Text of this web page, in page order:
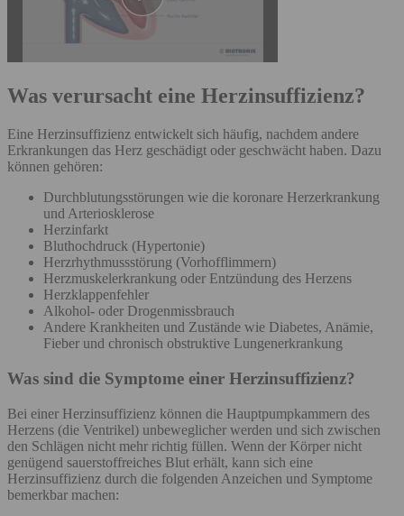
Was verursacht eine Herzinsuffizienz?
Eine Herzinsuffizienz entwickelt sich häufig, nachdem andere
Erkrankungen das Herz geschädigt oder geschwächt haben. Dazu
können gehören:
Durchblutungsstörungen wie die koronare Herzerkrankung
und Arteriosklerose
Herzinfarkt
Bluthochdruck (Hypertonie)
Herzrhythmussstörung (Vorhofflimmern)
Herzmuskelerkrankung oder Entzündung des Herzens
Herzklappenfehler
Alkohol- oder Drogenmissbrauch
Andere Krankheiten und Zustände wie Diabetes, Anämie,
Fieber und chronisch obstruktive Lungenerkrankung
Was sind die Symptome einer Herzinsuffizienz?
Bei einer Herzinsuffizienz können die Hauptpumpkammern des
Herzens (die Ventrikel) unbeweglicher werden und sich zwischen
den Schlägen nicht mehr richtig füllen. Wenn der Körper nicht
genügend sauerstoffreiches Blut erhält, kann sich eine
Herzinsuffizienz durch die folgenden Anzeichen und Symptome
bemerkbar machen: